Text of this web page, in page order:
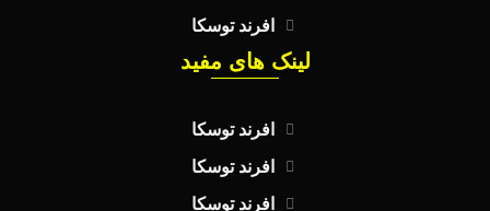
افرند توسکا
لینک های مفید
افرند توسکا
افرند توسکا
افرند توسکا